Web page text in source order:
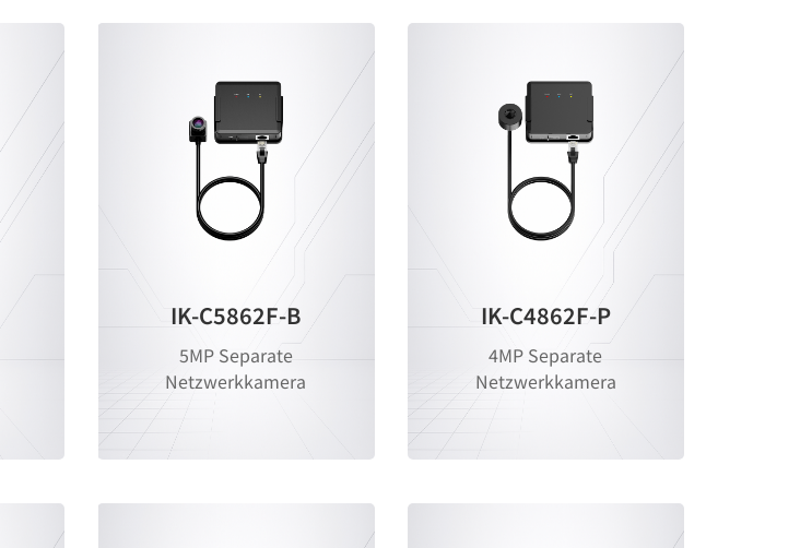
IK-C5862F-B
5MP Separate
Netzwerkkamera
IK-C4862F-P
4MP Separate
Netzwerkkamera